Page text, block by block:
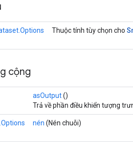
Thuộc tính tùy chọn cho
cộng
asOutput()
Trả về phần điều khiển tượng
nén (Nén chuỗi)